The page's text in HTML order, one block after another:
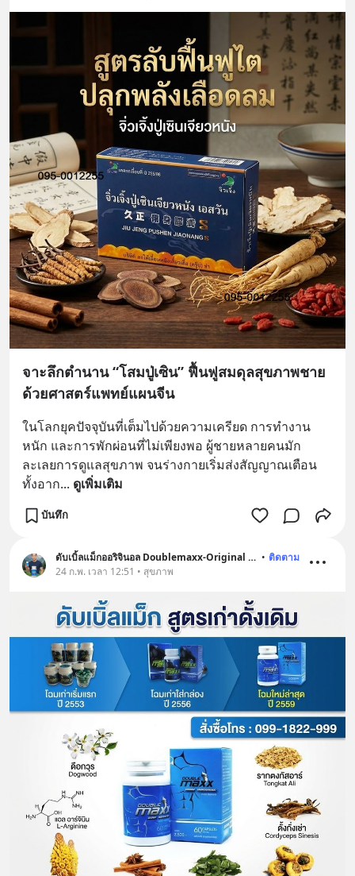
จาะลึกตำนาน “โสมปู่เซิน” ฟื้นฟูสมดุลสุขภาพชาย
ด้วยศาสตร์แพทย์แผนจีน
ในโลกยุคปัจจุบันที่เต็มไปด้วยความเครียด การทำงาน
หนัก และการพักผ่อนที่ไม่เพียงพอ ผู้ชายหลายคนมัก
ละเลยการดูแลสุขภาพ จนร่างกายเริ่มส่งสัญญาณเตือน
ทั้งอาก... ดูเพิ่มเติม
บันทึก
ดับเบิ้ลแม็กออริจินอล Doublemaxx-Original สูตรเก่า • ติดตาม
24 ก.พ. เวลา 12:51 • สุขภาพ